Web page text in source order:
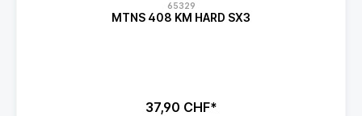
65329
MTNS 408 KM HARD SX3
37,90 CHF*